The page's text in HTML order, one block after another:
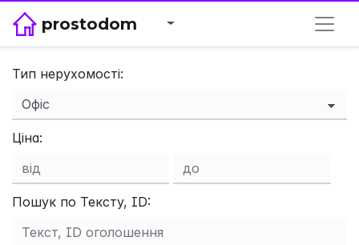
prostodom
Тип нерухомості:
Ціна:
Пошук по Тексту, ID:
×